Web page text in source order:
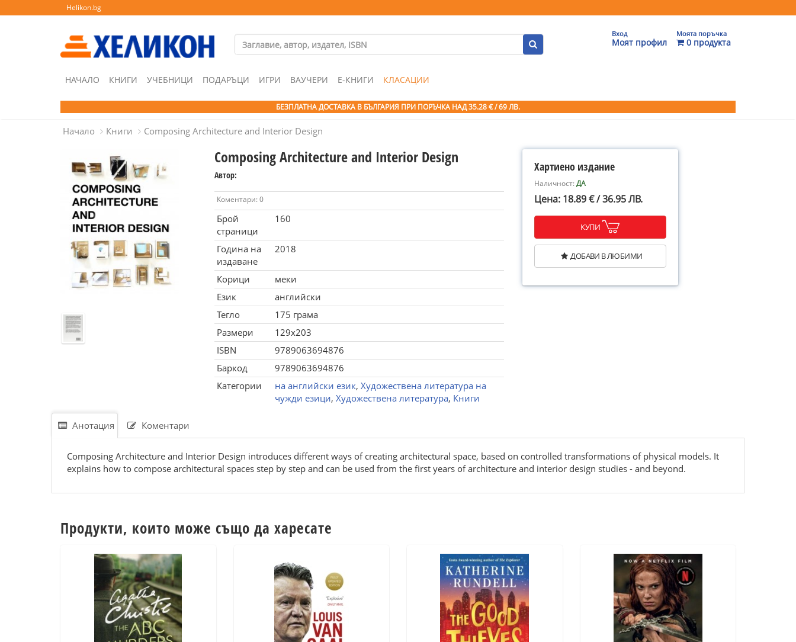
Helikon.bg
Вход
Моят профил
Моята поръчка
0 продукта
НАЧАЛО КНИГИ УЧЕБНИЦИ ПОДАРЪЦИ ИГРИ ВАУЧЕРИ Е-КНИГИ КЛАСАЦИИ
БЕЗПЛАТНА ДОСТАВКА В БЪЛГАРИЯ ПРИ ПОРЪЧКА НАД 35.28 € / 69 ЛВ.
Начало Книги Composing Architecture and Interior Design
Composing Architecture and Interior Design
Автор:
Коментари: 0
Брой
страници
160
Година на
издаване
2018
Корици
меки
Език
английски
Тегло
175 грама
Размери
129x203
ISBN
9789063694876
Баркод
9789063694876
Категории
на английски език, Художествена литература на
чужди езици, Художествена литература, Книги
Хартиено издание
Наличност:ДА
Цена: 18.89 € / 36.95 ЛВ.
КУПИ
ДОБАВИ В ЛЮБИМИ
Анотация Коментари
Composing Architecture and Interior Design introduces different ways of creating architectural space, based on controlled transformations of physical models. It
explains how to compose architectural spaces step by step and can be used from the first years of architecture and interior design studies - and beyond.
Продукти, които може също да харесате